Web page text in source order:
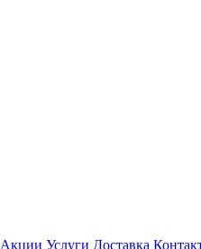
Акции Услуги Доставка